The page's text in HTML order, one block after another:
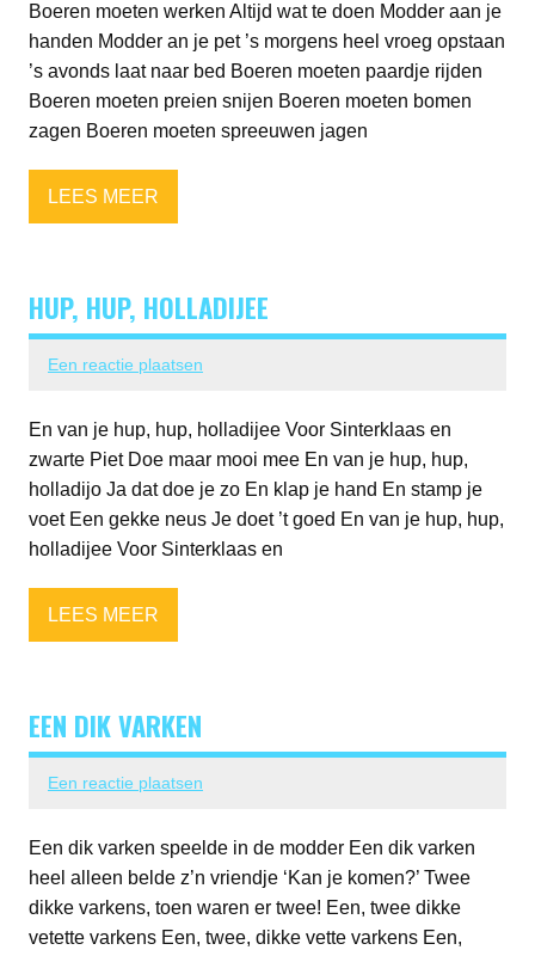
Boeren moeten werken Altijd wat te doen Modder aan je
handen Modder an je pet ’s morgens heel vroeg opstaan
’s avonds laat naar bed Boeren moeten paardje rijden
Boeren moeten preien snijen Boeren moeten bomen
zagen Boeren moeten spreeuwen jagen
LEES MEER
HUP, HUP, HOLLADIJEE
Een reactie plaatsen
En van je hup, hup, holladijee Voor Sinterklaas en
zwarte Piet Doe maar mooi mee En van je hup, hup,
holladijo Ja dat doe je zo En klap je hand En stamp je
voet Een gekke neus Je doet ’t goed En van je hup, hup,
holladijee Voor Sinterklaas en
LEES MEER
EEN DIK VARKEN
Een reactie plaatsen
Een dik varken speelde in de modder Een dik varken
heel alleen belde z’n vriendje ‘Kan je komen?’ Twee
dikke varkens, toen waren er twee! Een, twee dikke
vetette varkens Een, twee, dikke vette varkens Een,